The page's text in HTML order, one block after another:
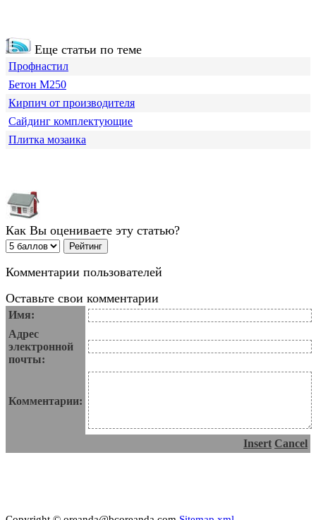
Еще статьи по теме
Профнастил
Бетон М250
Кирпич от производителя
Сайдинг комплектующие
Плитка мозаика
Как Вы оцениваете эту статью?
Комментарии пользователей
Оставьте свои комментарии
Имя:
Адрес
электронной
почты:
Комментарии:
Insert Cancel